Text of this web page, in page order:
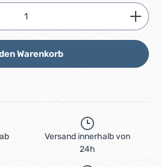
den gewünschten Wert ein
Warenkorb
Versand innerhalb von
24h